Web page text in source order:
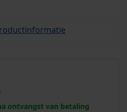
ontvangst van betaling